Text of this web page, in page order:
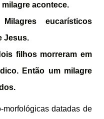
acontece.
eucarísticos
Jesus.
filhos morreram em
Então um milagre
datadas de